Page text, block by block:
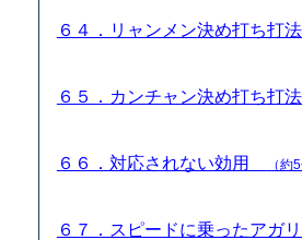
６４．リャンメン決め打ち打
６５．カンチャン決め打ち打
６６．対応されない効用 （約
６７．スピードに乗ったアガ